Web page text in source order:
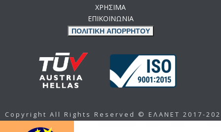
ΧΡΗΣΙΜΑ
ΕΠΙΚΟΙΝΩΝΙΑ
ΠΟΛΙΤΙΚΗ ΑΠΟΡΡΗΤΟΥ
Copyright All Rights Reserved © ΕΛΑΝΕΤ 2017-